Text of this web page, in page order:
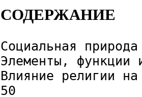
СОДЕРЖАНИЕ
Социальная
Элементы, функции
Влияние религии
50